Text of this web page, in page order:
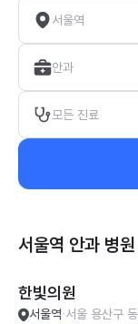
서울역
안과
모든 진료
서울역 안과 병원
한빛의원
서울역 서울 용산구